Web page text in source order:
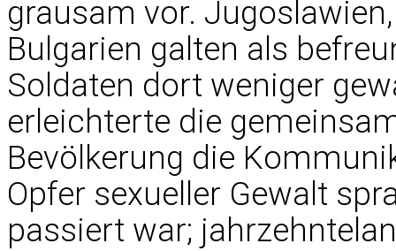
grausam vor.
Bulgarien galten als
Soldaten dort weniger
erleichterte die
Bevölkerung die
Opfer sexueller Gewalt
passiert war;